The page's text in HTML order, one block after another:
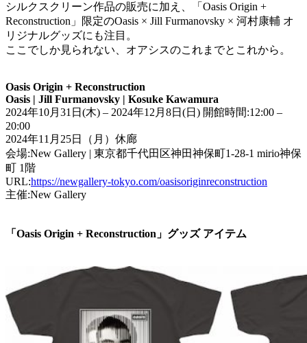
シルクスクリーン作品の販売に加え、「Oasis Origin +
Reconstruction」限定のOasis × Jill Furmanovsky × 河村康輔 オ
リジナルグッズにも注目。
ここでしか見られない、オアシスのこれまでとこれから。
Oasis Origin + Reconstruction
Oasis | Jill Furmanovsky | Kosuke Kawamura
2024年10月31日(木) – 2024年12月8日(日) 開館時間:12:00 –
20:00
2024年11月25日（月）休廊
会場:New Gallery | 東京都千代田区神田神保町1-28-1 mirio神保
町 1階
URL:https://newgallery-tokyo.com/oasisoriginreconstruction
主催:New Gallery
「Oasis Origin + Reconstruction」グッズ アイテム